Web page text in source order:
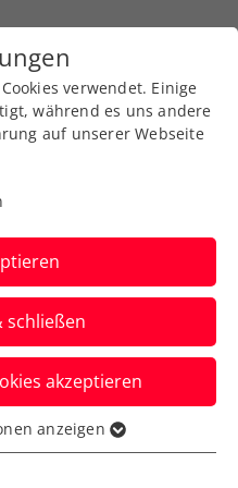
King
Bulgarien
in Antalya.
verwendet. Einige
während es uns andere
auf unserer Webseite
schließen
akzeptieren
grundlegende
anzeigen